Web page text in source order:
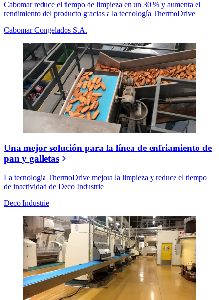
Cabomar reduce el tiempo de limpieza en un 30 % y aumenta el
rendimiento del producto gracias a la tecnología ThermoDrive
Cabomar Congelados S.A.
Una mejor solución para la línea de enfriamiento de
pan y galletas
La tecnología ThermoDrive mejora la limpieza y reduce el tiempo
de inactividad de Deco Industrie
Deco Industrie